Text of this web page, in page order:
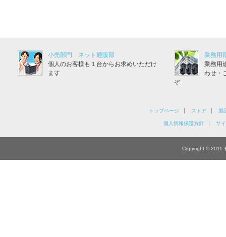
小売部門 ネット通販部
個人のお客様も１台からお求めいただけ
ます
業務用
業務用
わせ・
ぞ
トップページ ストア 製
個人情報保護方針 サ
Copyright © 2011